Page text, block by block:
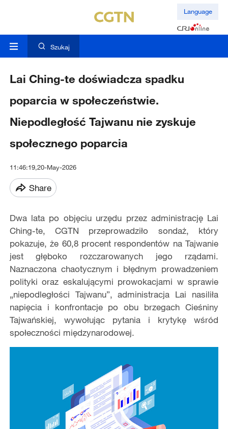
Language
Szukaj
Lai Ching-te doświadcza spadku
poparcia w społeczeństwie.
Niepodległość Tajwanu nie zyskuje
społecznego poparcia
11:46:19,20-May-2026
Share
Dwa lata po objęciu urzędu przez administrację Lai
Ching-te, CGTN przeprowadziło sondaż, który
pokazuje, że 60,8 procent respondentów na Tajwanie
jest głęboko rozczarowanych jego rządami.
Naznaczona chaotycznym i błędnym prowadzeniem
polityki oraz eskalującymi prowokacjami w sprawie
„niepodległości Tajwanu”, administracja Lai nasiliła
napięcia i konfrontacje po obu brzegach Cieśniny
Tajwańskiej, wywołując pytania i krytykę wśród
społeczności międzynarodowej.